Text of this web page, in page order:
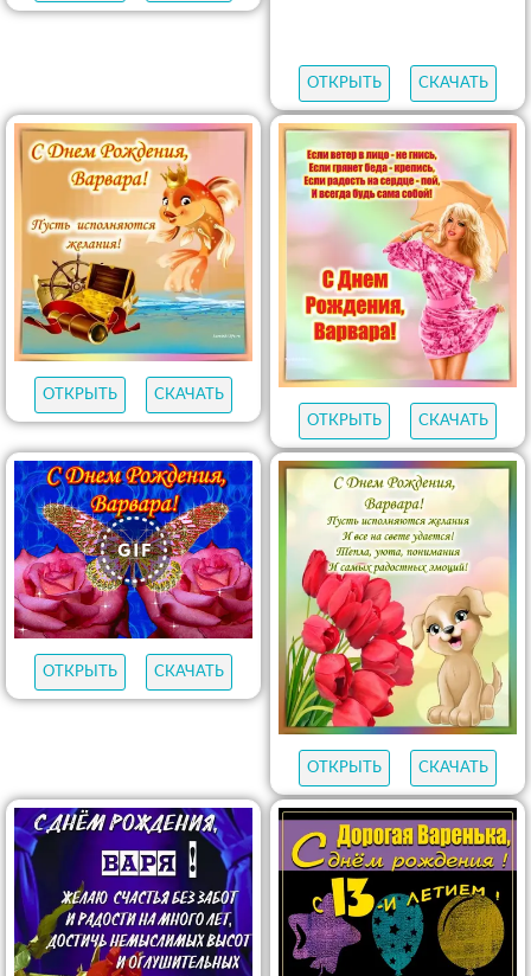
ОТКРЫТЬ СКАЧАТЬ
ОТКРЫТЬ
СКАЧАТЬ
ОТКРЫТЬ
СКАЧАТЬ
ОТКРЫТЬ СКАЧАТЬ
ОТКРЫТЬ СКАЧАТЬ